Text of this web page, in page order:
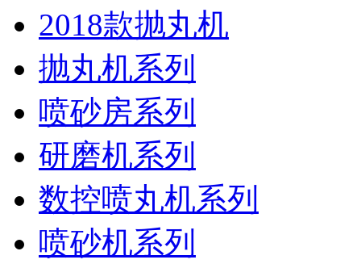
2018款抛丸机
抛丸机系列
喷砂房系列
研磨机系列
数控喷丸机系列
喷砂机系列